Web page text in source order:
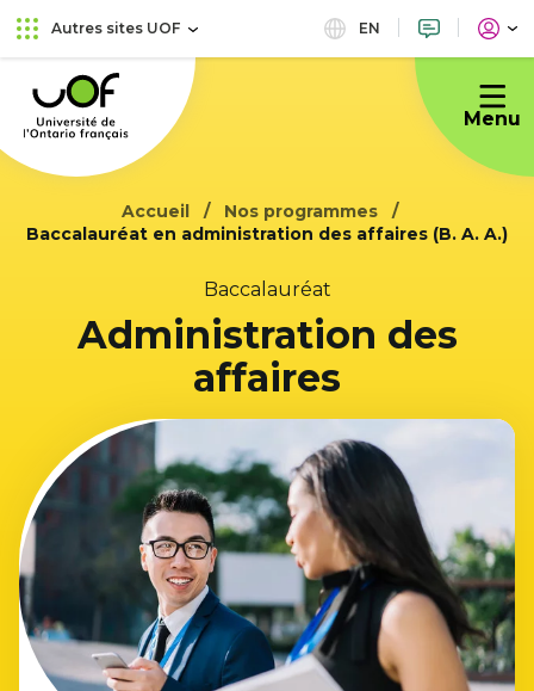
Aller
au
principal
Passer
au
contenu
Autres sites UOF EN
Université
de
l'Ontario
français
Menu
Accueil
Nos programmes
Baccalauréat en administration des affaires (B. A. A.)
Baccalauréat
Administration des
affaires